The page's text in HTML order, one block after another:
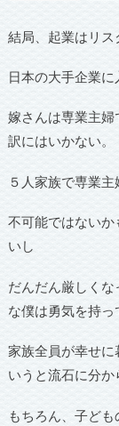
結局、起業はリス
日本の大手企業に
嫁さんは専業主
訳にはいかない。
５人家族で専業主
不可能ではない
いし
だんだん厳しく
な僕は勇気を持っ
家族全員が幸せに
いうと流石に分か
もちろん、子ども